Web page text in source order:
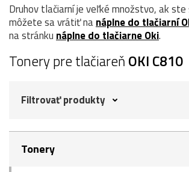
Druhov tlačiarní je veľké množstvo, ak ste
môžete sa vrátiť nanáplne do tlačiarní
na stránku náplne do tlačiarne Oki.
Tonery pre tlačiareň OKI C810
Filtrovať produkty
Tonery